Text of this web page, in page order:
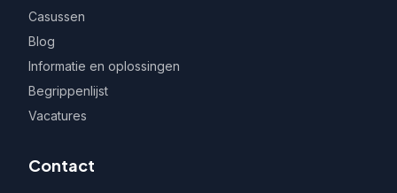
Casussen
Blog
Informatie en oplossingen
Begrippenlijst
Vacatures
Contact